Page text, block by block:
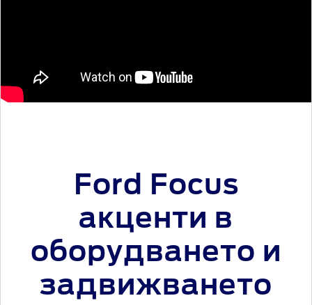
Ford Focus
акценти в
оборудването и
задвижването